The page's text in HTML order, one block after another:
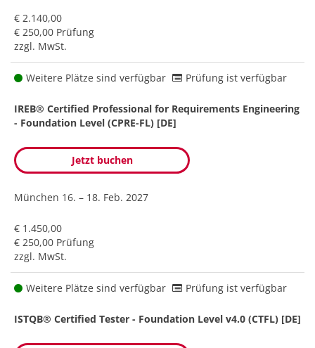
€ 2.140,00
€ 250,00 Prüfung
zzgl. MwSt.
Weitere Plätze sind verfügbar Prüfung ist verfügbar
IREB® Certified Professional for Requirements Engineering
- Foundation Level (CPRE-FL) [DE]
Jetzt buchen
München 16. – 18. Feb. 2027
€ 1.450,00
€ 250,00 Prüfung
zzgl. MwSt.
Weitere Plätze sind verfügbar Prüfung ist verfügbar
ISTQB® Certified Tester - Foundation Level v4.0 (CTFL) [DE]